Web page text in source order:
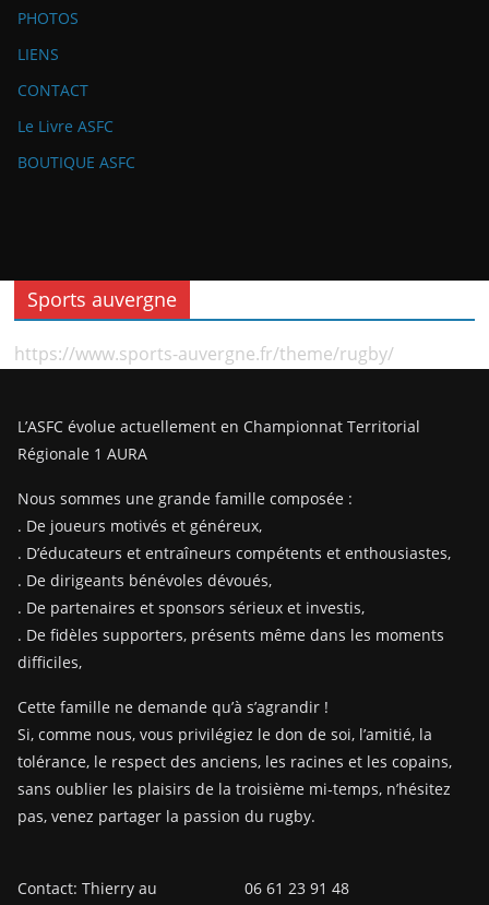
PHOTOS
LIENS
CONTACT
Le Livre ASFC
BOUTIQUE ASFC
Sports auvergne
https://www.sports-auvergne.fr/theme/rugby/
L’ASFC évolue actuellement en Championnat Territorial
Régionale 1 AURA
Nous sommes une grande famille composée :
. De joueurs motivés et généreux,
. D’éducateurs et entraîneurs compétents et enthousiastes,
. De dirigeants bénévoles dévoués,
. De partenaires et sponsors sérieux et investis,
. De fidèles supporters, présents même dans les moments
difficiles,
Cette famille ne demande qu’à s’agrandir !
Si, comme nous, vous privilégiez le don de soi, l’amitié, la
tolérance, le respect des anciens, les racines et les copains,
sans oublier les plaisirs de la troisième mi-temps, n’hésitez
pas, venez partager la passion du rugby.
Contact: Thierry au 06 61 23 91 48